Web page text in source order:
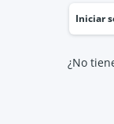
Iniciar
¿No